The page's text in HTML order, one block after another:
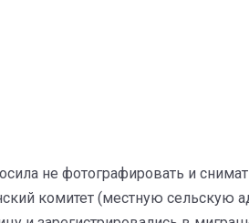
не фотографировать и
комитет (местную сельскую